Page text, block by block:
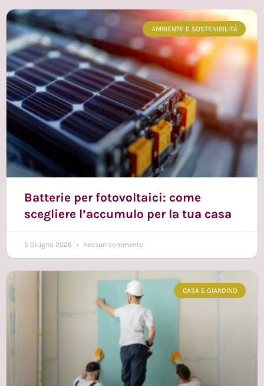
AMBIENTE E SOSTENIBILITÀ
Batterie per fotovoltaici: come
scegliere l’accumulo per la tua casa
5 Giugno 2026 Nessun commento
CASA E GIARDINO